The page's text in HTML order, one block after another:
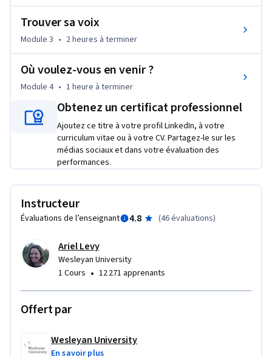
que vous souhaitez partager par le biais de votre écriture.
Trouver sa voix
Module 3 • 2 heures à terminer
Où voulez-vous en venir ?
Module 4 • 1 heure à terminer
Obtenez un certificat professionnel
Ajoutez ce titre à votre profil LinkedIn, à votre
curriculum vitae ou à votre CV. Partagez-le sur les
médias sociaux et dans votre évaluation des
performances.
Instructeur
Évaluations de l’enseignant 4.8 (46 évaluations)
Ariel Levy
Wesleyan University
1 Cours • 12 271 apprenants
Offert par
Wesleyan University
En savoir plus